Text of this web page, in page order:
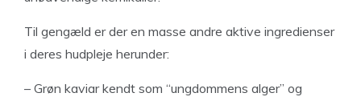
Til gengæld er der en masse andre aktive ingredienser
i deres hudpleje herunder:
– Grøn kaviar kendt som “ungdommens alger” og